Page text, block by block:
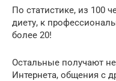
По статистике, из 100
диету, к
более 20!
Остальные получают
Интернета, общения с